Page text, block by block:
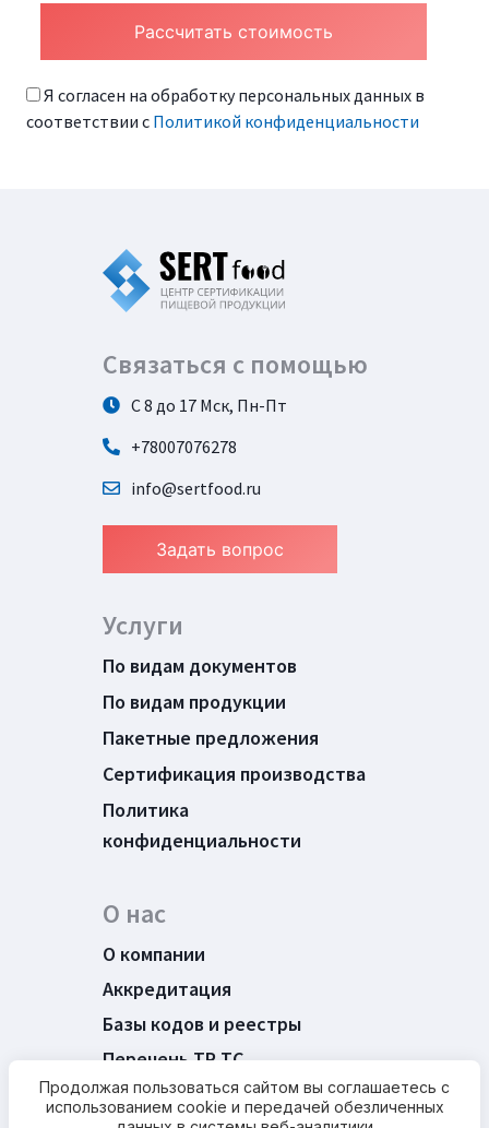
Я согласен на обработку персональных данных в
соответствии с Политикой конфиденциальности
Связаться с помощью
С 8 до 17 Мск, Пн-Пт
+78007076278
info@sertfood.ru
Задать вопрос
Услуги
По видам документов
По видам продукции
Пакетные предложения
Сертификация производства
Политика
конфиденциальности
О нас
О компании
Аккредитация
Базы кодов и реестры
Перечень ТР ТС
Новости
Продолжая пользоваться сайтом вы соглашаетесь с
использованием cookie и передачей обезличенных